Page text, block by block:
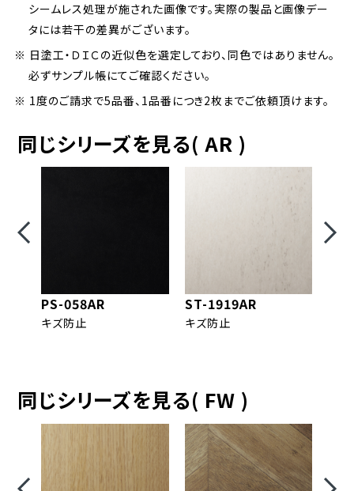
シームレス処理が施された画像です。実際の製品と画像デー
タには若干の差異がございます。
※ 日塗工・ＤＩＣの近似色を選定しており、同色ではありません。
必ずサンプル帳にてご確認ください。
※ 1度のご請求で5品番、1品番につき2枚までご依頼頂けます。
同じシリーズを見る( AR )
PS-058AR
キズ防止
ST-1919AR
キズ防止
同じシリーズを見る( FW )